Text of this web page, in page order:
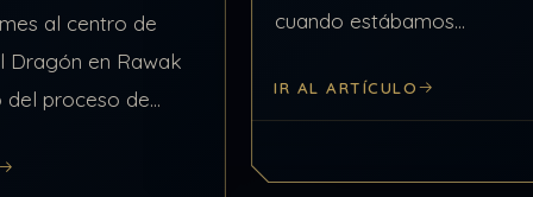
al centro de
Dragón en Rawak
del proceso de
El proceso de la
cuando estábamos
comunicación fue continua e
IR AL ARTÍCULO